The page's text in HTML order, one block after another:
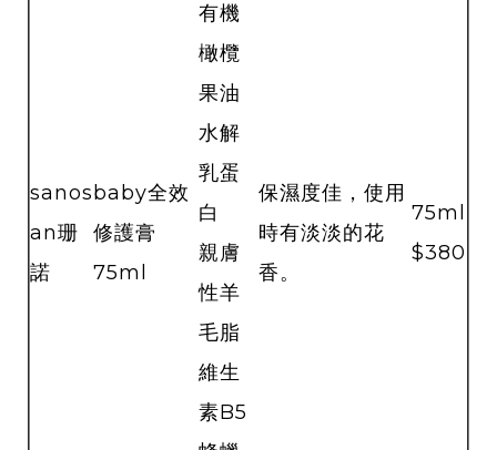
sanos
an珊
諾
baby全效
修護膏
75ml
有機
橄欖
果油
水解
乳蛋
白
親膚
性羊
毛脂
維生
素B5
保濕度佳，使用
時有淡淡的花
香。
75ml
$380